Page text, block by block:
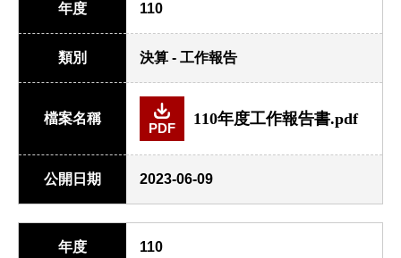
年度 110
類別 決算 - 工作報告
檔案名稱
PDF
110年度工作報告書.pdf
公開日期 2023-06-09
年度 110